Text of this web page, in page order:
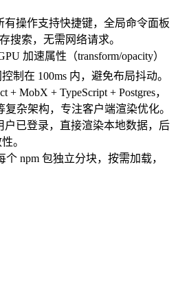
有操作支持快捷键，全局命令面板
搜索，无需网络请求。
加速属性（transform/opacity）
制在 100ms 内，避免布局抖动。
+ MobX + TypeScript + Postgres，
复杂架构，专注客户端渲染优化。
户已登录，直接渲染本地数据，后
。
个 npm 包独立分块，按需加载，